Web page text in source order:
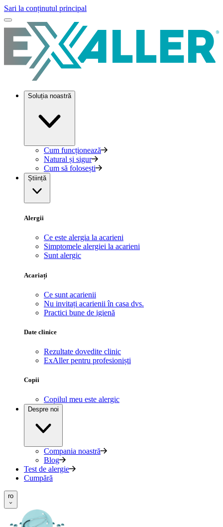
Sari la conținutul principal
Soluția noastră
Cum funcționează
Natural și sigur
Cum să folosești
Știință
Alergii
Ce este alergia la acarieni
Simptomele alergiei la acarieni
Sunt alergic
Acariați
Ce sunt acarienii
Nu invitați acarienii în casa dvs.
Practici bune de igienă
Date clinice
Rezultate dovedite clinic
ExAller pentru profesioniști
Copii
Copilul meu este alergic
Despre noi
Compania noastră
Blog
Test de alergie
Cumpără
ro